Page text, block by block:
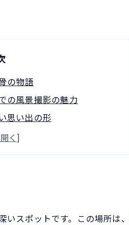
の物語
の風景撮影の魅力
思い出の形
橋の圧巻の景色
を包み込む柔らかな光
スポットです。この場所は